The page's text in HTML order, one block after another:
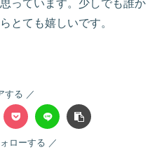
っています。少しでも誰か
とても嬉しいです。
する
ローする